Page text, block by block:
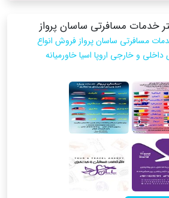
خدمات مسافرتی ساسان پرواز
مسافرتی ساسان پرواز فروش انواع
داخلی و خارجی اروپا اسیا خاورمیانه